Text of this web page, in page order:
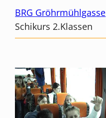
BRG Gröhrmühlgasse
Schikurs 2.Klassen